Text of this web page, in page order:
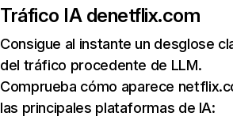
Tráfico IA denetflix.com
Consigue al instante un desglose
del tráfico procedente de LLM.
Comprueba cómo aparece
las principales plataformas de IA: